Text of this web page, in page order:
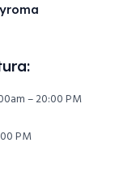
– 20:00 PM
PM